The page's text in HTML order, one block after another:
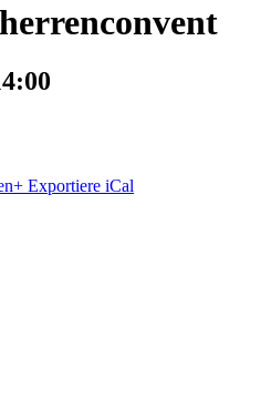
+ Exportiere iCal